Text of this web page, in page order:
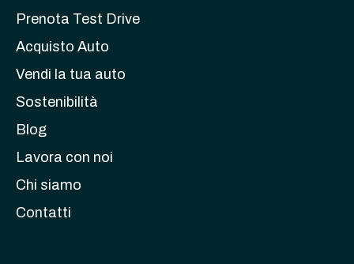
Prenota Test Drive
Acquisto Auto
Vendi la tua auto
Sostenibilità
Blog
Lavora con noi
Chi siamo
Contatti